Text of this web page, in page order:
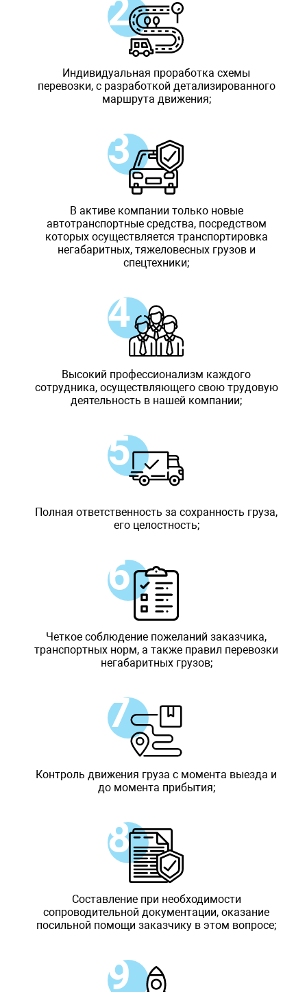
Индивидуальная проработка схемы
перевозки, с разработкой детализированного
маршрута движения;
В активе компании только новые
автотранспортные средства, посредством
которых осуществляется транспортировка
негабаритных, тяжеловесных грузов и
спецтехники;
Высокий профессионализм каждого
сотрудника, осуществляющего свою трудовую
деятельность в нашей компании;
Полная ответственность за сохранность груза,
его целостность;
Четкое соблюдение пожеланий заказчика,
транспортных норм, а также правил перевозки
негабаритных грузов;
Контроль движения груза с момента выезда и
до момента прибытия;
Составление при необходимости
сопроводительной документации, оказание
посильной помощи заказчику в этом вопросе;